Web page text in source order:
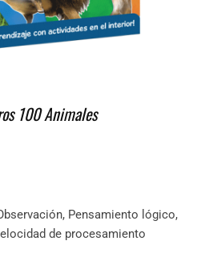
100 Animales
Pensamiento lógico,
de procesamiento